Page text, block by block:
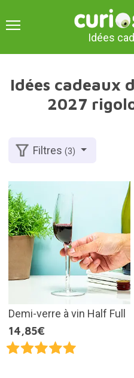
Idées
Idées cadeaux
2027
Filtres(3)
Demi-verre à vin Half Full
14,85€